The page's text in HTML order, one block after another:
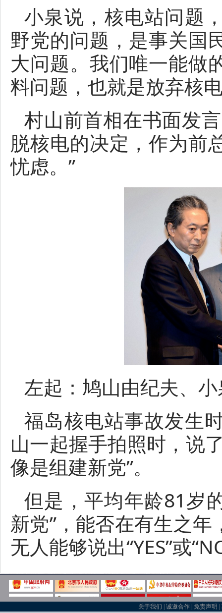
小泉说，核电站问题
野党的问题，是事关国
大问题。我们唯一能做
料问题，也就是放弃核
村山前首相在书面发
脱核电的决定，作为前
忧虑。”
左起：鸠山由纪夫、
福岛核电站事故发生
山一起握手拍照时，说
像是组建新党”。
但是，平均年龄81岁
新党”，能否在有生之
无人能够说出“YES”或
关于我们 |诚邀合作 |免责声明 |